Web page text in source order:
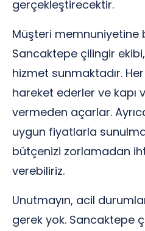
gerçekleştirecektir.
Müşteri memnuniyetine
Sancaktepe çilingir
hizmet sunmaktadır.
hareket ederler ve kapı
vermeden açarlar.
uygun fiyatlarla
bütçenizi zorlamadan
verebiliriz.
Unutmayın, acil
gerek yok. Sancaktepe